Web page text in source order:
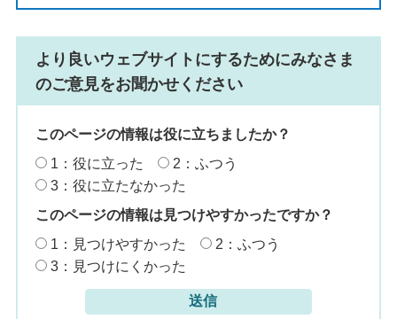
より良いウェブサイトにするためにみなさま
のご意見をお聞かせください
このページの情報は役に立ちましたか？
1：役に立った
2：ふつう
3：役に立たなかった
このページの情報は見つけやすかったですか？
1：見つけやすかった
2：ふつう
3：見つけにくかった